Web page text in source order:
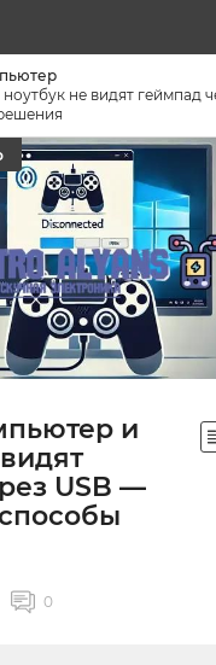
не видят геймпад
и
USB —
0